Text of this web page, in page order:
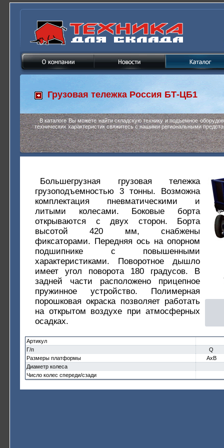
Грузовая тележка Россия БТ-ЦБ1
В каталоге Вы можете найти складскую технику и подъемное
технических характеристик свяжитесь с нашими региональными
Большегрузная грузовая тележка
грузоподъемностью 3 тонны. Возможна
комплектация пневматическими и
литыми колесами. Боковые борта
открываются с двух сторон. Борта
высотой 420 мм, снабжены
фиксаторами. Передняя ось на опорном
подшипнике с повышенными
характеристиками. Поворотное дышло
имеет угол поворота 180 градусов. В
задней части расположено прицепное
пружинное устройство. Полимерная
порошковая окраска позволяет работать
на открытом воздухе при атмосферных
осадках.
Артикул
Г/п
Q
Размеры платформы
AxB
Диаметр колеса
Число колес спереди/сзади